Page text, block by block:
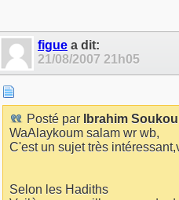
figue a dit:
21/08/2007 21h05
Posté par
Ibrahim
WaAlaykoum salam wr wb,
C'est un sujet très
Selon les Hadiths